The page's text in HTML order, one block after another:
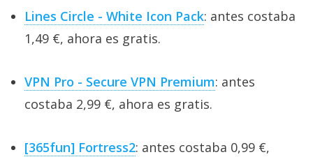
Lines Circle - White Icon Pack: antes costaba
1,49 €, ahora es gratis.
VPN Pro - Secure VPN Premium: antes
costaba 2,99 €, ahora es gratis.
[365fun] Fortress2: antes costaba 0,99 €,